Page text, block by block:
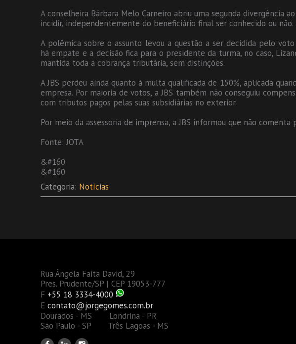
A conselheira Bárbara Melo Carneiro abriu uma segunda divergência
incidir, independentemente do beneficiário final ser conhecido ou não.
A polêmica sobre o assunto levou a questão a ser decidida pelo
há empate e a decisão fica para o presidente da turma, no caso,
mantida toda a cobrança tributária, sem distinções.
A JBS perdeu ainda quanto à multa qualificada de 150%, aplicada
empresa. Por maioria de votos, a JBS também não conseguiu
com tributos pagos pelas suas subsidiárias no exterior.
Por meio da assessoria de imprensa, a JBS informou que não comenta
Fonte: JOTA
&#160
&#160
Categoria: Notícias
Rua Ângela Faita David, 29
Pres. Prudente/SP | CEP 19053-777
F +55 18 3334-4000
E contato@jorgegomes.com.br
Dourados - MS Londrina - PR
São Paulo - SP Três Lagoas - MS